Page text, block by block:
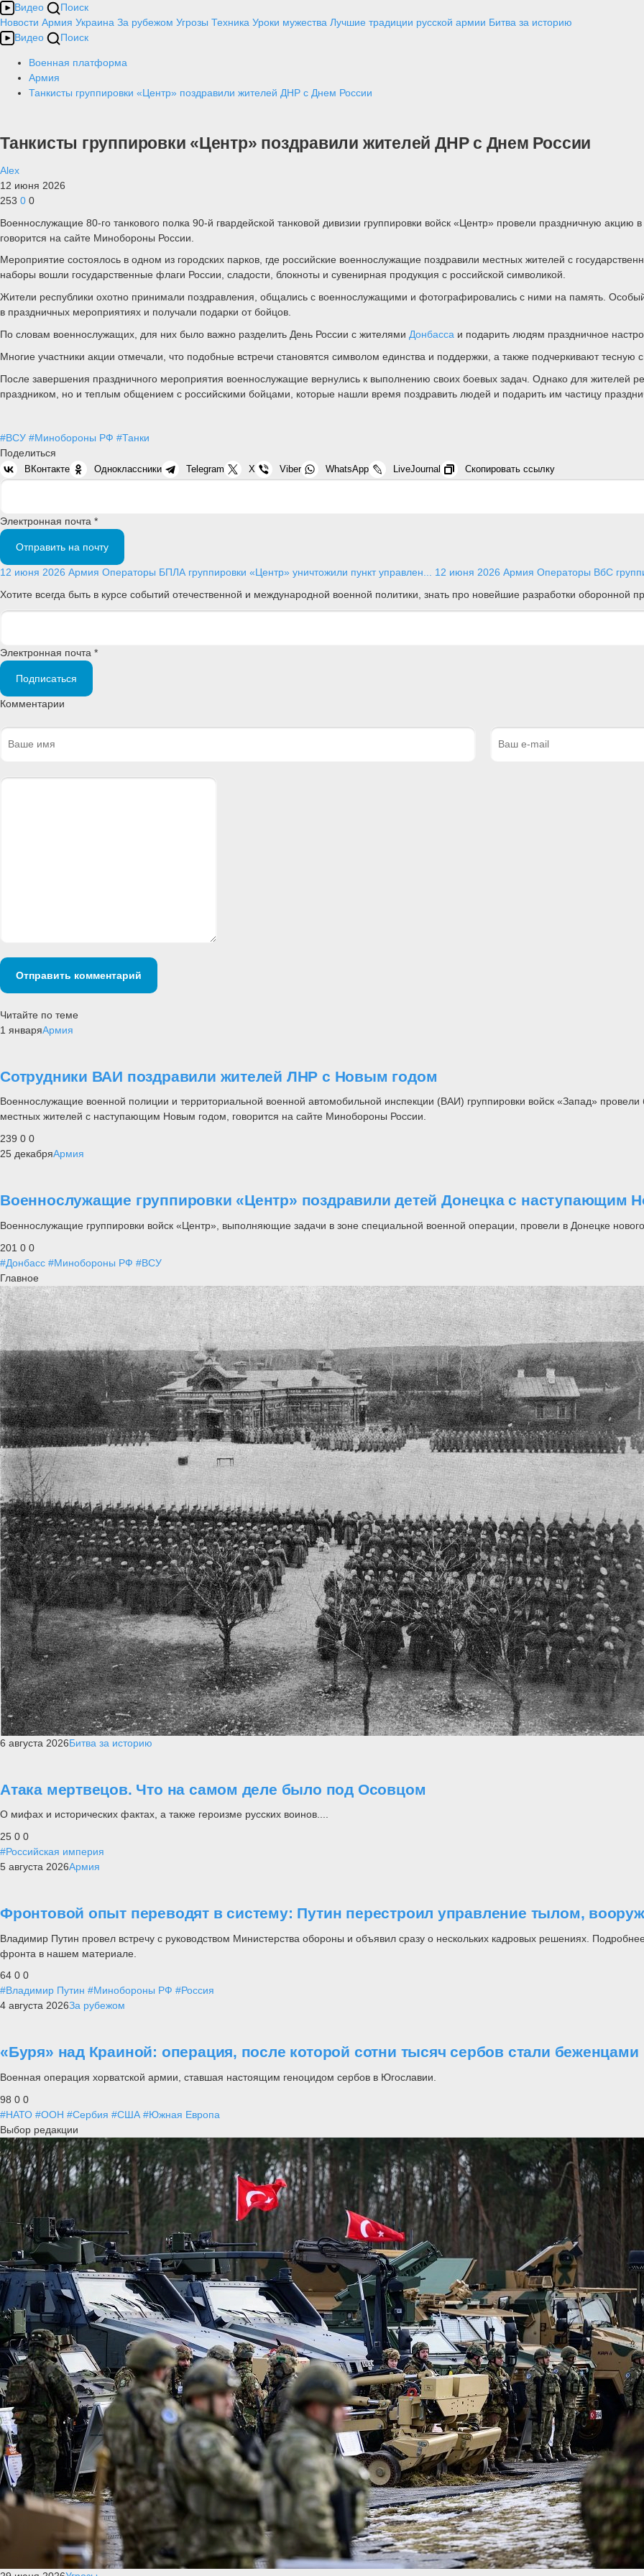
Видео
Поиск
Новости Армия Украина За рубежом Угрозы Техника Уроки мужества Лучшие традиции русской армии Битва за историю
Видео
Поиск
Военная платформа
Армия
Танкисты группировки «Центр» поздравили жителей ДНР с Днем России
Танкисты группировки «Центр» поздравили жителей ДНР с Днем России
Alex
12 июня 2026
253 0 0
Военнослужащие 80-го танкового полка 90-й гвардейской танковой дивизии группировки войск «Центр» провели праздничную
говорится на сайте Минобороны России.
Мероприятие состоялось в одном из городских парков, где российские военнослужащие поздравили местных жителей с
наборы вошли государственные флаги России, сладости, блокноты и сувенирная продукция с российской символикой.
Жители республики охотно принимали поздравления, общались с военнослужащими и фотографировались с ними на память.
в праздничных мероприятиях и получали подарки от бойцов.
По словам военнослужащих, для них было важно разделить День России с жителями Донбасса и подарить людям праздничное
Многие участники акции отмечали, что подобные встречи становятся символом единства и поддержки, а также подчеркивают тесную
После завершения праздничного мероприятия военнослужащие вернулись к выполнению своих боевых задач. Однако для жителей
праздником, но и теплым общением с российскими бойцами, которые нашли время поздравить людей и подарить им частицу
#ВСУ #Минобороны РФ #Танки
Поделиться
ВКонтакте Одноклассники Telegram X Viber WhatsApp LiveJournal Скопировать ссылку
Электронная почта *
Отправить на почту
12 июня 2026 Армия Операторы БПЛА группировки «Центр» уничтожили пункт управлен... 12 июня 2026 Армия Операторы ВбС
Хотите всегда быть в курсе событий отечественной и международной военной политики, знать про новейшие разработки
Электронная почта *
Подписаться
Комментарии
Отправить комментарий
Читайте по теме
1 январяАрмия
Сотрудники ВАИ поздравили жителей ЛНР с Новым годом
Военнослужащие военной полиции и территориальной военной автомобильной инспекции (ВАИ) группировки войск «Запад»
местных жителей с наступающим Новым годом, говорится на сайте Минобороны России.
239 0 0
25 декабряАрмия
Военнослужащие группировки «Центр» поздравили детей Донецка с наступающим
Военнослужащие группировки войск «Центр», выполняющие задачи в зоне специальной военной операции, провели в Донецке
201 0 0
#Донбасс #Минобороны РФ #ВСУ
Главное
6 августа 2026Битва за историю
Атака мертвецов. Что на самом деле было под Осовцом
О мифах и исторических фактах, а также героизме русских воинов....
25 0 0
#Российская империя
5 августа 2026Армия
Фронтовой опыт переводят в систему: Путин перестроил управление тылом,
Владимир Путин провел встречу с руководством Министерства обороны и объявил сразу о нескольких кадровых решениях.
фронта в нашем материале.
64 0 0
#Владимир Путин #Минобороны РФ #Россия
4 августа 2026За рубежом
«Буря» над Краиной: операция, после которой сотни тысяч сербов стали беженцами
Военная операция хорватской армии, ставшая настоящим геноцидом сербов в Югославии.
98 0 0
#НАТО #ООН #Сербия #США #Южная Европа
Выбор редакции